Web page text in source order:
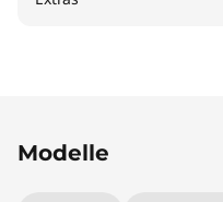
Modelle